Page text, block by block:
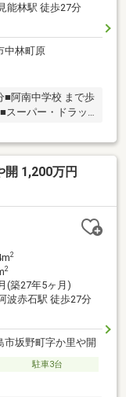
能林駅 徒歩27分
中林町原
阿南中学校 まで歩
スーパー・ドラッ
1,200万円
2
2
(築27年5ヶ月)
波赤石駅 徒歩27分
市坂野町字か里や開
駐車3台